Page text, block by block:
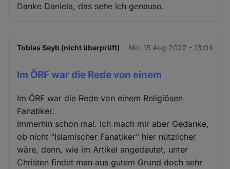
Danke Daniela, das sehe ich genauso.
Tobias Seyb (nicht überprüft) Mo. 15 Aug 2022 - 13:04
Im ÖRF war die Rede von einem
Im ÖRF war die Rede von einem Religiösen
Fanatiker.
Immerhin schon mal. Ich mach mir aber Gedanke,
ob nicht "Islamischer Fanatiker" hier nützlicher
wäre, denn, wie im Artikel angedeutet, unter
Christen findet man aus gutem Grund doch sehr